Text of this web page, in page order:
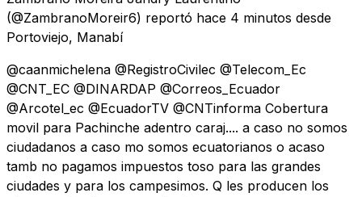
(@ZambranoMoreir6) reportó hace 4 minutos desde
Portoviejo, Manabí
@caanmichelena @RegistroCivilec @Telecom_Ec
@CNT_EC @DINARDAP @Correos_Ecuador
@Arcotel_ec @EcuadorTV @CNTinforma Cobertura
movil para Pachinche adentro caraj.... a caso no somos
ciudadanos a caso mo somos ecuatorianos o acaso
tamb no pagamos impuestos toso para las grandes
ciudades y para los campesimos. Q les producen los